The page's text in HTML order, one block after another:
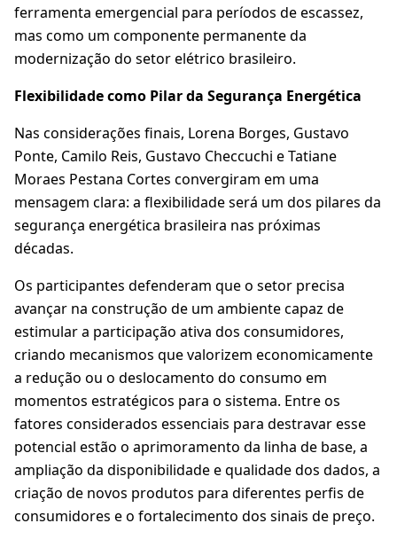
ferramenta emergencial para períodos de escassez,
mas como um componente permanente da
modernização do setor elétrico brasileiro.
Flexibilidade como Pilar da Segurança Energética
Nas considerações finais, Lorena Borges, Gustavo
Ponte, Camilo Reis, Gustavo Checcuchi e Tatiane
Moraes Pestana Cortes convergiram em uma
mensagem clara: a flexibilidade será um dos pilares da
segurança energética brasileira nas próximas
décadas.
Os participantes defenderam que o setor precisa
avançar na construção de um ambiente capaz de
estimular a participação ativa dos consumidores,
criando mecanismos que valorizem economicamente
a redução ou o deslocamento do consumo em
momentos estratégicos para o sistema. Entre os
fatores considerados essenciais para destravar esse
potencial estão o aprimoramento da linha de base, a
ampliação da disponibilidade e qualidade dos dados, a
criação de novos produtos para diferentes perfis de
consumidores e o fortalecimento dos sinais de preço.